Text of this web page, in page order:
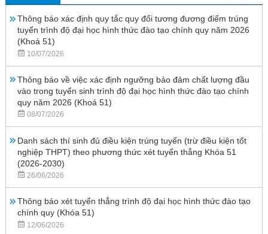
Thông báo xác định quy tắc quy đổi tương đương điểm trúng
tuyển trình độ đại học hình thức đào tạo chính quy năm 2026
(Khoá 51)
10/07/2026
Thông báo về việc xác định ngưỡng bảo đảm chất lượng đầu
vào trong tuyển sinh trình độ đại học hình thức đào tạo chính
quy năm 2026 (Khoá 51)
08/07/2026
Danh sách thí sinh đủ điều kiện trúng tuyển (trừ điều kiện tốt
nghiệp THPT) theo phương thức xét tuyển thẳng Khóa 51
(2026-2030)
26/06/2026
Thông báo xét tuyển thẳng trình độ đại học hình thức đào tạo
chính quy (Khóa 51)
12/06/2026